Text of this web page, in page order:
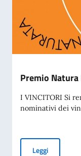
Premio
I VINCITORI Si
nominativi dei
LeggiPremio